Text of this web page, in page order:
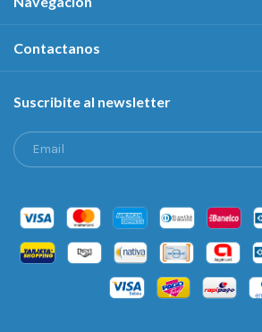
Contactanos
Suscribite al newsletter